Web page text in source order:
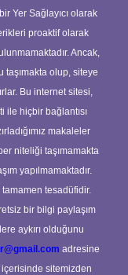
Yer Sağlayıcı olarak
proaktif olarak
Ancak,
taşımakta olup, siteye
Bu internet sitesi,
ile hiçbir bağlantısı
makaleler
niteliği taşımamakta
yapılmamaktadır.
tesadüfidir.
bir bilgi paylaşım
aykırı olduğunu
adresine
sitemizden